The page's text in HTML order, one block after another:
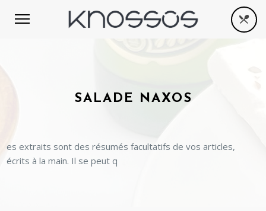
SALADE NAXOS
es extraits sont des résumés facultatifs de vos articles,
écrits à la main. Il se peut q